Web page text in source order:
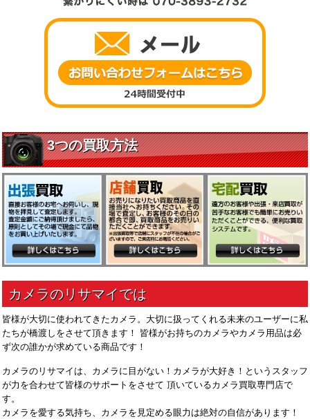
皆様が大切に使われてきたカメラ。大切に扱ってくれる未来のユーザーに私
たちが橋渡しをさせて頂きます！ 皆様がお持ちのカメラやカメラ用品は必
ず次の誰かが求めている商品です！
カメラのリサマイは、カメラに目がない！カメラが大好き！というスタッフ
が力を合わせて皆様のサポートをさせて 頂いているカメラ買取専門店で
す。
カメラを愛する気持ち、カメラを見定める眼力は絶対の自信があります！